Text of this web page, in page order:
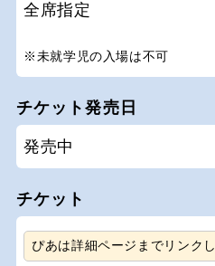
全席指定
※未就学児の入場は不可
チケット発売日
発売中
チケット
ぴあは詳細ページまでリンク